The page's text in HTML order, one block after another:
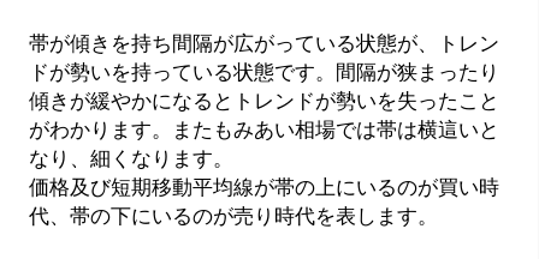
帯が傾きを持ち間隔が広がっている状態が、トレン
ドが勢いを持っている状態です。間隔が狭まったり
傾きが緩やかになるとトレンドが勢いを失ったこと
がわかります。またもみあい相場では帯は横這いと
なり、細くなります。
価格及び短期移動平均線が帯の上にいるのが買い時
代、帯の下にいるのが売り時代を表します。